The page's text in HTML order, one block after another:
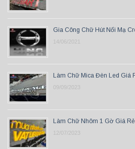
Gia Công Chữ Hút Nổi Mạ
14/06/2021
Làm Chữ Mica Đèn Led Giá
09/09/2023
Làm Chữ Nhôm 1 Gờ Giá
12/07/2023